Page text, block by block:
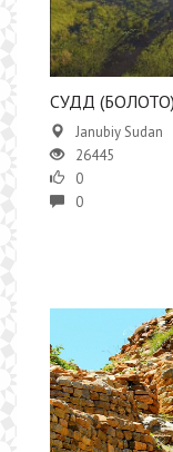
СУДД (БОЛОТО)
Janubiy Sudan
26445
0
0